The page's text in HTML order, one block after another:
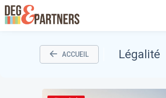
ACCUEIL Légalité